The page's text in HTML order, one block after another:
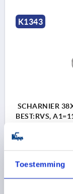
Toestemming
K1343
SCHARNIER 38X30, RVS A4
BEST:RVS,
LENGTE=38